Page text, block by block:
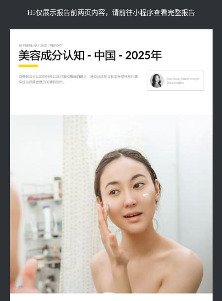
H5仅展示报告前两页内容，请前往小程序查看完整报告